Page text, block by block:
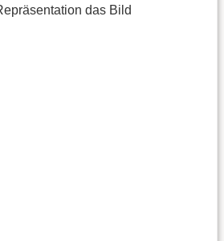
das Bild